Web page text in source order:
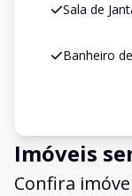
Sala de
Banheiro
Imóveis
Confira